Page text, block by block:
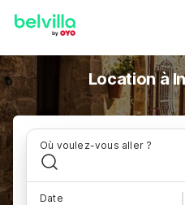
Location à
Où voulez-vous aller ?
Date